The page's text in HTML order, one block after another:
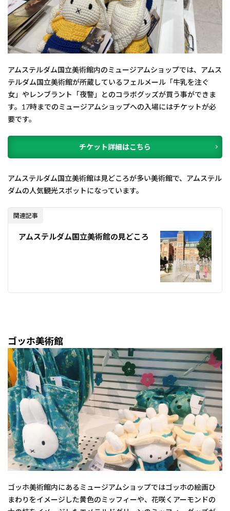
アムステルダム国立美術館内のミュージアムショップでは、アムス
テルダム国立美術館が所蔵しているフェルメール「牛乳を注ぐ
女」やレンブラント「夜警」とのコラボグッズが買う事ができま
す。17時までのミュージアムショップへの入場にはチケットが必
要です。
チケット詳細はこちら
アムステルダム国立美術館は見どころが多い美術館で、アムステル
ダムの人気観光スポットになっています。
関連記事
アムステルダム国立美術館の見どころ
ゴッホ美術館
ゴッホ美術館内にあるミュージアムショップではゴッホの絵画ひ
まわりをイメージした黄色のミッフィーや、花咲くアーモンドの